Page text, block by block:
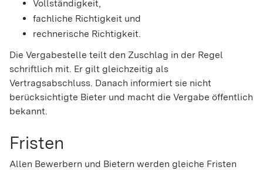
Vollständigkeit,
fachliche Richtigkeit und
rechnerische Richtigkeit.
Die Vergabestelle teilt den Zuschlag in der Regel
schriftlich mit. Er gilt gleichzeitig als
Vertragsabschluss. Danach informiert sie nicht
berücksichtigte Bieter und macht die Vergabe öffentlich
bekannt.
Fristen
Allen Bewerbern und Bietern werden gleiche Fristen